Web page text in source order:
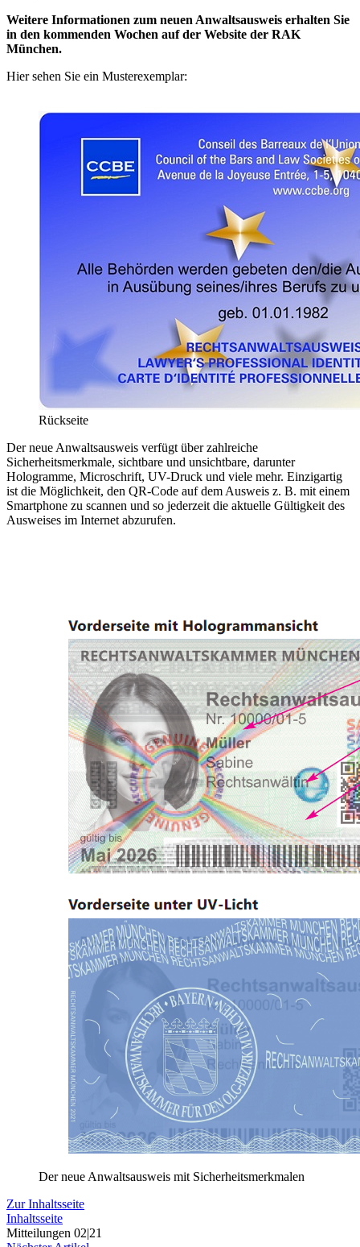
Weitere Informationen zum neuen Anwaltsausweis erhalten Sie
in den kommenden Wochen auf der Website der RAK
München.
Hier sehen Sie ein Musterexemplar:
Rückseite
Der neue Anwaltsausweis verfügt über zahlreiche
Sicherheitsmerkmale, sichtbare und unsichtbare, darunter
Hologramme, Microschrift, UV-Druck und viele mehr. Einzigartig
ist die Möglichkeit, den QR-Code auf dem Ausweis z. B. mit einem
Smartphone zu scannen und so jederzeit die aktuelle Gültigkeit des
Ausweises im Internet abzurufen.
Der neue Anwaltsausweis mit Sicherheitsmerkmalen
Zur Inhaltsseite
Inhaltsseite
Mitteilungen 02|21